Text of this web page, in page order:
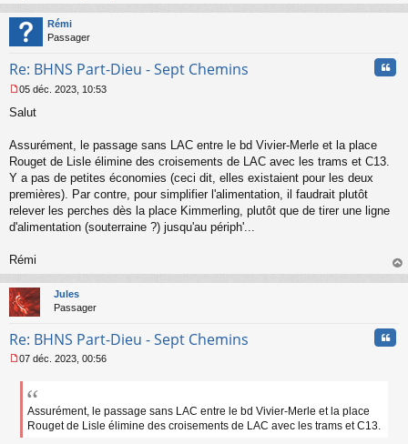
au
Rémi
Passager
Re: BHNS Part-Dieu - Sept Chemins
e
g
e
n
o
n
05 déc. 2023, 10:53
Salut
Assurément, le passage sans LAC entre le bd Vivier-Merle et la place
Rouget de Lisle élimine des croisements de LAC avec les trams et C13.
Y a pas de petites économies (ceci dit, elles existaient pour les deux
premières). Par contre, pour simplifier l'alimentation, il faudrait plutôt
relever les perches dès la place Kimmerling, plutôt que de tirer une ligne
d'alimentation (souterraine ?) jusqu'au périph'...
Rémi
au
Jules
Passager
Re: BHNS Part-Dieu - Sept Chemins
e
g
07 déc. 2023, 00:56
Assurément, le passage sans LAC entre le bd Vivier-Merle et la place
Rouget de Lisle élimine des croisements de LAC avec les trams et C13.